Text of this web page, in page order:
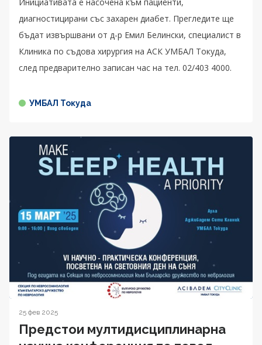
диагностицирани със захарен диабет. Прегледите ще
бъдат извършвани от д-р Емил Белински, специалист в
Клиника по съдова хирургия на АСК УМБАЛ Токуда,
след предварително записан час на тел. 02/403 4000.
УМБАЛ Токуда
25 фев 2025
Предстои мултидисциплинарна